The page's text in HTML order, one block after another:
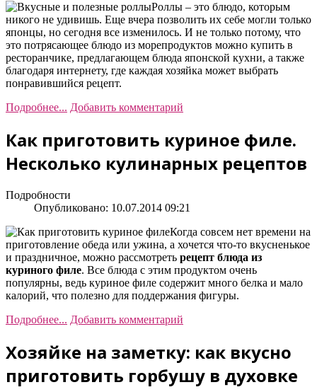
Роллы – это блюдо, которым
никого не удивишь. Еще вчера позволить их себе могли только
японцы, но сегодня все изменилось. И не только потому, что
это потрясающее блюдо из морепродуктов можно купить в
ресторанчике, предлагающем блюда японской кухни, а также
благодаря интернету, где каждая хозяйка может выбрать
понравившийся рецепт.
Подробнее... Добавить комментарий
Как приготовить куриное филе.
Несколько кулинарных рецептов
Подробности
Опубликовано: 10.07.2014 09:21
Когда совсем нет времени на
приготовление обеда или ужина, а хочется что-то вкусненькое
и праздничное, можно рассмотреть рецепт блюда из
куриного филе. Все блюда с этим продуктом очень
популярны, ведь куриное филе содержит много белка и мало
калорий, что полезно для поддержания фигуры.
Подробнее... Добавить комментарий
Хозяйке на заметку: как вкусно
приготовить горбушу в духовке